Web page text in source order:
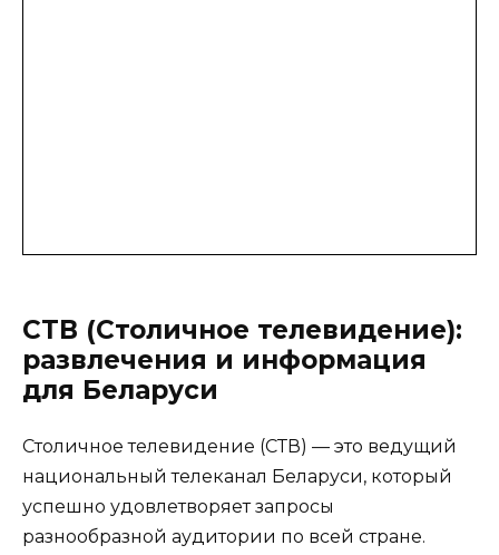
СТВ (Столичное телевидение):
развлечения и информация
для Беларуси
Столичное телевидение (СТВ) — это ведущий
национальный телеканал Беларуси, который
успешно удовлетворяет запросы
разнообразной аудитории по всей стране.